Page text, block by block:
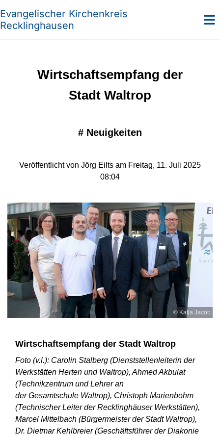
Evangelischer Kirchenkreis
Recklinghausen
Wirtschaftsempfang der
Stadt Waltrop
# Neuigkeiten
Veröffentlicht von Jörg Eilts am Freitag, 11. Juli 2025
08:04
© Katja Jacob
Wirtschaftsempfang der Stadt Waltrop
Foto (v.l.): Carolin Stalberg (Dienststellenleiterin der
Werkstätten Herten und Waltrop), Ahmed Akbulat
(Technikzentrum und Lehrer an
der Gesamtschule Waltrop), Christoph Marienbohm
(Technischer Leiter der Recklinghäuser Werkstätten),
Marcel Mittelbach (Bürgermeister der Stadt Waltrop),
Dr. Dietmar Kehlbreier (Geschäftsführer der Diakonie